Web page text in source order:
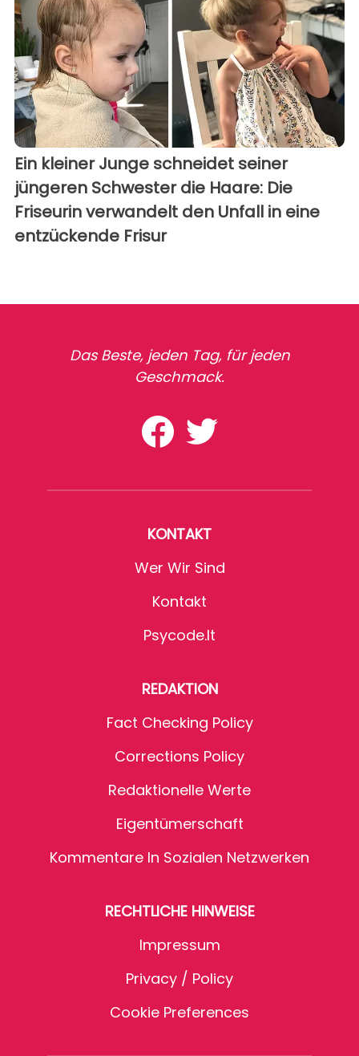
Ein kleiner Junge schneidet seiner
jüngeren Schwester die Haare: Die
Friseurin verwandelt den Unfall in eine
entzückende Frisur
Das Beste, jeden Tag, für jeden
Geschmack.
KONTAKT
Wer Wir Sind
Kontakt
Psycode.it
REDAKTION
Fact Checking Policy
Corrections Policy
Redaktionelle Werte
Eigentümerschaft
Kommentare In Sozialen Netzwerken
RECHTLICHE HINWEISE
Impressum
Privacy / Policy
Cookie Preferences